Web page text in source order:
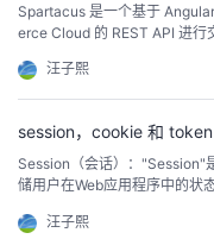
页
开
发
者
我
的
开
者
我
的
Programs
我
支
Spartacus 是一个基于
erce Cloud 的 REST API 进行
紧密耦合。其中，B2B store
pany 是 B2B store ...
汪子熙
session，cookie 和
Session（会话）："Session"
储用户在Web应用程序中的状
户的浏览器和服务器之间进行
汪子熙